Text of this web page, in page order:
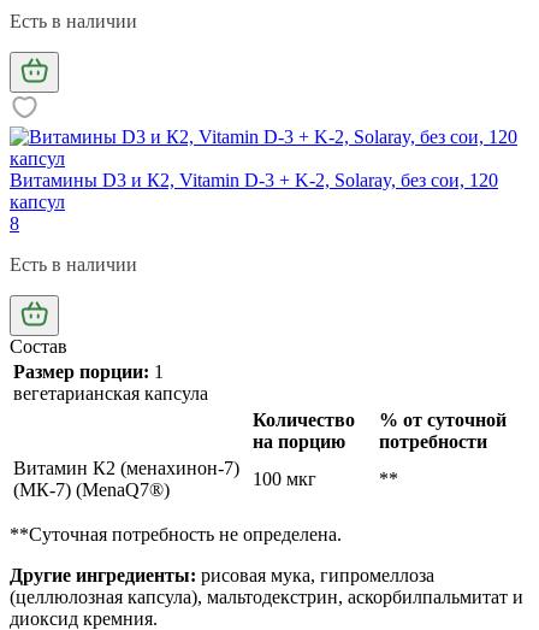
Есть в наличии
Витамины D3 и К2, Vitamin D-3 + K-2, Solaray, без сои, 120
капсул
8
Есть в наличии
Состав
Размер порции: 1
вегетарианская капсула
Количество
на порцию
% от суточной
потребности
Витамин К2 (менахинон-7)
(МК-7) (MenaQ7®)
100 мкг **
**Суточная потребность не определена.
Другие ингредиенты: рисовая мука, гипромеллоза
(целлюлозная капсула), мальтодекстрин, аскорбилпальмитат и
диоксид кремния.